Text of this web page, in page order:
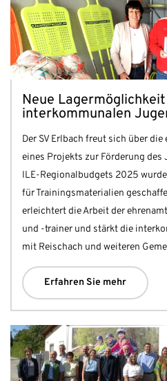
Neue
interkommunalen
Der SV Erlbach freut sich über
eines Projekts zur Förderung des
ILE-Regionalbudgets 2025
für Trainingsmaterialien
erleichtert die Arbeit der
und -trainer und stärkt die
mit Reischach und weiteren
Erfahren Sie mehr